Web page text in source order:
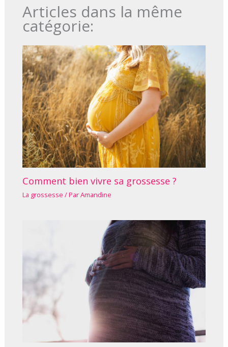
Articles dans la même
catégorie:
Comment bien vivre sa grossesse ?
La grossesse / ParAmandine